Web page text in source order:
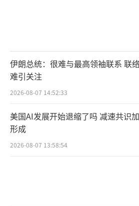
第一，现在关税都通货
在特朗普推动下，好家
以前，加征10%、25%
大的事，将对世界贸易带来重
伊朗总统：很难与最高领袖联系 联
难引关注
2026-08-07 14:52:33
美国AI发展开始退缩了吗 减速共识
形成
2026-08-07 13:58:54